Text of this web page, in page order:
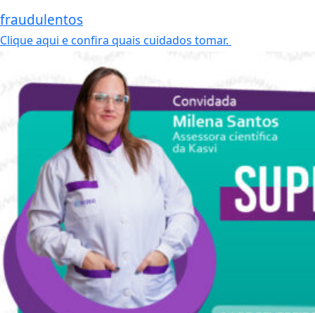
fraudulentos
Clique aqui e confira quais cuidados tomar.